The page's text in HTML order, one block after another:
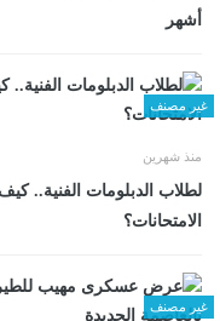
أشهر
غير مصنف
منذ شهرين
لطلاب الدبلومات الفنية..
الامتحانات؟
غير مصنف